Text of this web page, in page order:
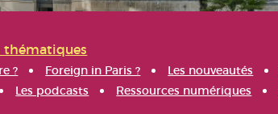
thématiques
? Foreign in Paris ? Les nouveautés
Les podcasts Ressources numériques